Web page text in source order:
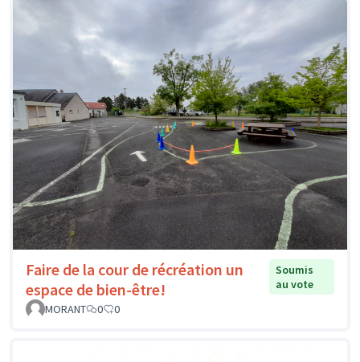
Faire de la cour de récréation un
espace de bien-être!
Soumis
au vote
MORANT
0 0